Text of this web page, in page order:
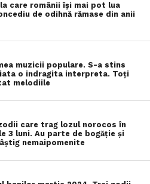
care românii îşi mai pot lua
de odihnă rămase din anii
muzicii populare. S-a stins
o indragita interpreta. Toți
melodiile
care trag lozul norocos în
3 luni. Au parte de bogăție și
nemaipomenite